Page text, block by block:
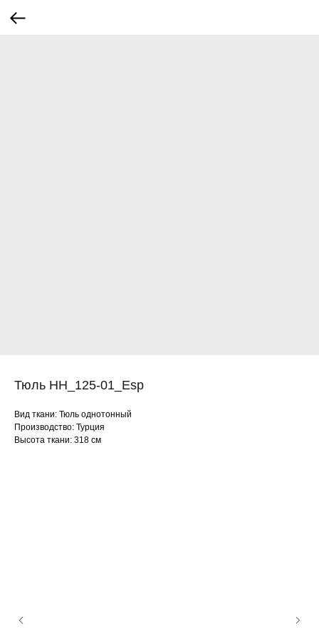
Тюль HH_125-01_Esp
Вид ткани: Тюль однотонный
Производство: Турция
Высота ткани: 318 см